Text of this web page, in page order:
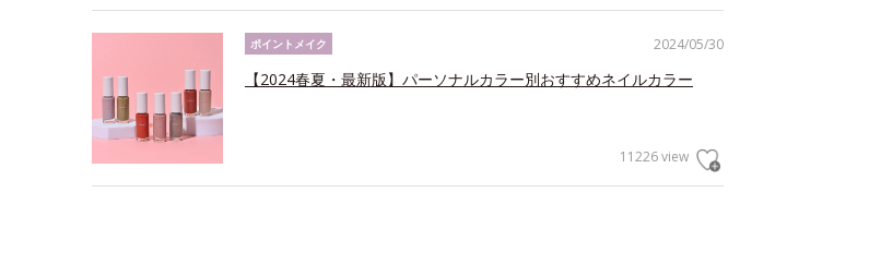
2024/05/30
ポイントメイク
【2024春夏・最新版】パーソナルカラー別おすすめネイルカラー
11226 view